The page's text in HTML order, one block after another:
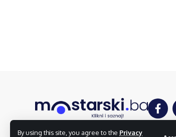
By using this site, you agree to the Privacy